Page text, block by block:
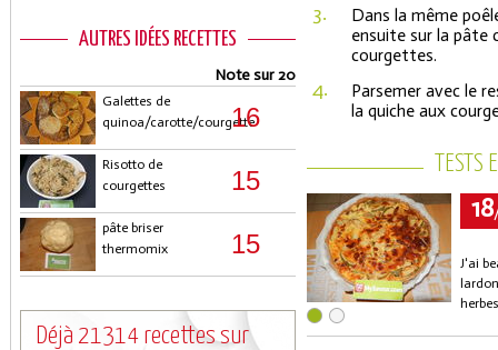
AUTRES IDÉES RECETTES
Note sur 20
Galettes de
quinoa/carotte/courgette
16
Risotto de
courgettes
15
pâte briser
thermomix
15
Déjà 21314 recettes sur
3.
Dans la même
ensuite sur la pâte
courgettes.
4.
Parsemer avec le
la quiche aux
18
J'ai